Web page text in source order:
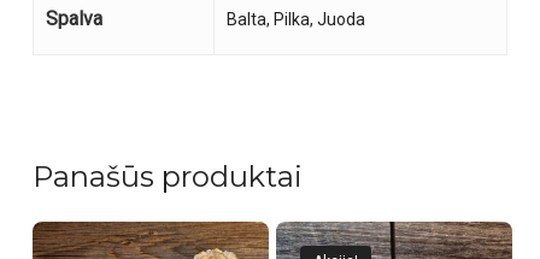
Spalva Balta, Pilka, Juoda
Panašūs produktai